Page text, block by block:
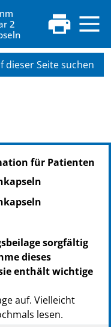
2
dieser Seite suchen
für Patienten
sorgfältig
dieses
enthält wichtige
auf. Vielleicht
lesen.